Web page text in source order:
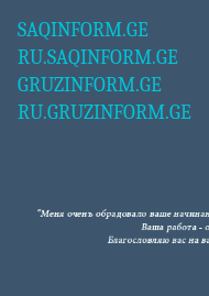
SAQINFORM.GE
RU.SAQINFORM.GE
GRUZINFORM.GE
RU.GRUZINFORM.GE